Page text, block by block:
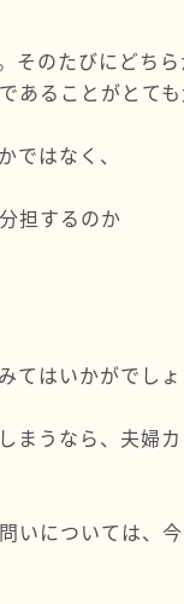
のたびにどちら
ることがとても
ではなく、
担するのか
てはいかがでしょ
まうなら、夫婦
いについては、